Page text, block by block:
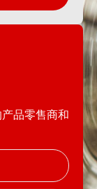
品零售商和